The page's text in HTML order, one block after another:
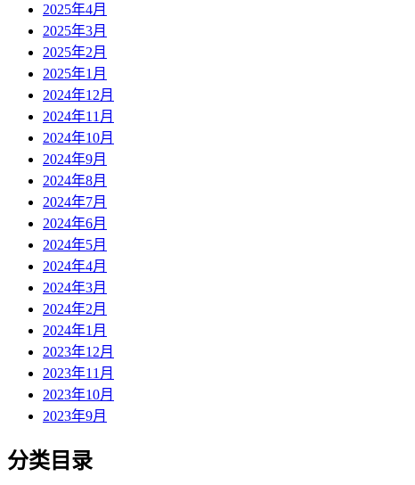
2025年4月
2025年3月
2025年2月
2025年1月
2024年12月
2024年11月
2024年10月
2024年9月
2024年8月
2024年7月
2024年6月
2024年5月
2024年4月
2024年3月
2024年2月
2024年1月
2023年12月
2023年11月
2023年10月
2023年9月
分类目录